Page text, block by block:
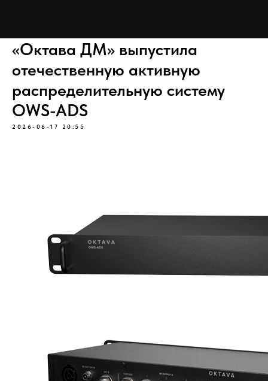
«Октава ДМ» выпустила
отечественную активную
распределительную систему
OWS-ADS
2026-06-17 20:55